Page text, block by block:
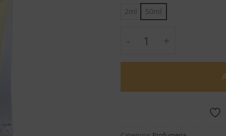
2ml 50ml
Mineral Wood -